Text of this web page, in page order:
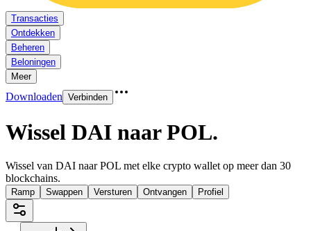
Transacties
Ontdekken
Beheren
Beloningen
Meer
Downloaden Verbinden
Wissel DAI naar POL.
Wissel van DAI naar POL met elke crypto wallet op meer dan 30
blockchains.
Ramp Swappen Versturen Ontvangen Profiel